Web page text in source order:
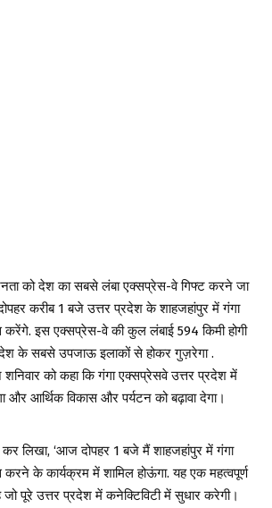
को देश का सबसे लंबा एक्सप्रेस-वे गिफ्ट करने जा
दोपहर करीब 1 बजे उत्तर प्रदेश के शाहजहांपुर में गंगा
करेंगे. इस एक्सप्रेस-वे की कुल लंबाई 594 किमी होगी
के सबसे उपजाऊ इलाकों से होकर गुज़रेगा .
शनिवार को कहा कि गंगा एक्सप्रेसवे उत्तर प्रदेश में
और आर्थिक विकास और पर्यटन को बढ़ावा देगा।
कर लिखा, ‘आज दोपहर 1 बजे मैं शाहजहांपुर में गंगा
के कार्यक्रम में शामिल होऊंगा. यह एक महत्वपूर्ण
है जो पूरे उत्तर प्रदेश में कनेक्टिविटी में सुधार करेगी।